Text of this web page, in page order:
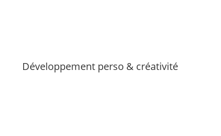
Développement perso & créativité